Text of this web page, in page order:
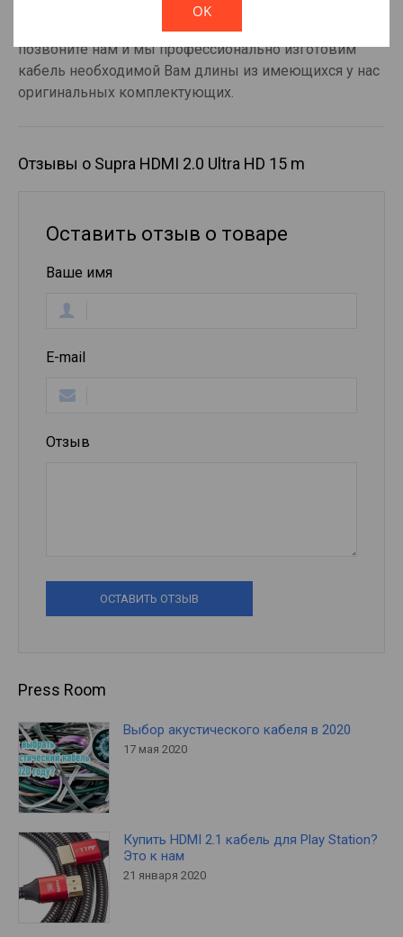
позвоните нам и мы профессионально изготовим
кабель необходимой Вам длины из имеющихся у нас
оригинальных комплектующих.
Отзывы о Supra HDMI 2.0 Ultra HD 15 m
Оставить отзыв о товаре
Ваше имя
E-mail
Отзыв
ОСТАВИТЬ ОТЗЫВ
Press Room
Выбор акустического кабеля в 2020
17 мая 2020
Купить HDMI 2.1 кабель для Play Station?
Это к нам
21 января 2020
OK